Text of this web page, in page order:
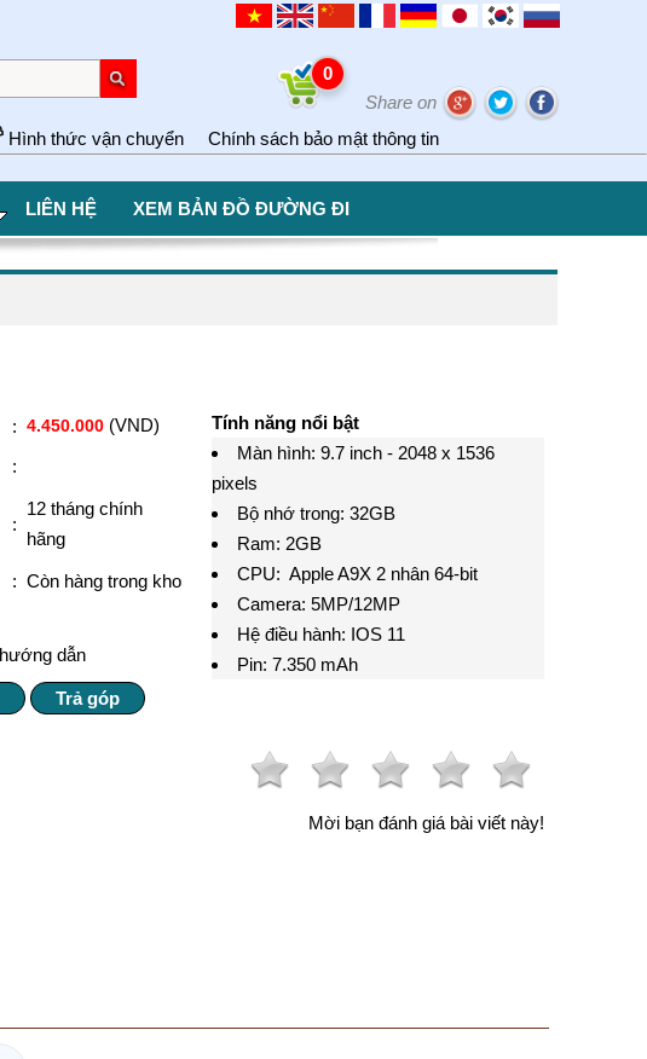
0
Share on
Hình thức vận chuyển Chính sách bảo mật thông tin
LIÊN HỆ XEM BẢN ĐỒ ĐƯỜNG ĐI
: 4.450.000 (VND)
Tính năng nổi bật
Màn hình: 9.7 inch - 2048 x 1536
pixels
Bộ nhớ trong: 32GB
Ram: 2GB
CPU: Apple A9X 2 nhân 64-bit
Camera: 5MP/12MP
Hệ điều hành: IOS 11
Pin: 7.350 mAh
:
:
12 tháng chính
hãng
: Còn hàng trong kho
dẫn
Mời bạn đánh giá bài viết này!